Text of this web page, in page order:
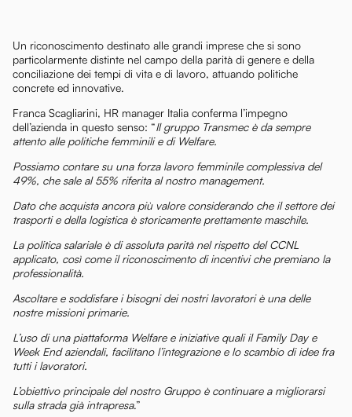
Un riconoscimento destinato alle grandi imprese che si sono
particolarmente distinte nel campo della parità di genere e della
conciliazione dei tempi di vita e di lavoro, attuando politiche
concrete ed innovative.
Franca Scagliarini, HR manager Italia conferma l’impegno
dell’azienda in questo senso: “Il gruppo Transmec è da sempre
attento alle politiche femminili e di Welfare.
Possiamo contare su una forza lavoro femminile complessiva del
49%, che sale al 55% riferita al nostro management.
Dato che acquista ancora più valore considerando che il settore dei
trasporti e della logistica è storicamente prettamente maschile.
La politica salariale è di assoluta parità nel rispetto del CCNL
applicato, così come il riconoscimento di incentivi che premiano la
professionalità.
Ascoltare e soddisfare i bisogni dei nostri lavoratori è una delle
nostre missioni primarie.
L’uso di una piattaforma Welfare e iniziative quali il Family Day e
Week End aziendali, facilitano l’integrazione e lo scambio di idee fra
tutti i lavoratori.
L’obiettivo principale del nostro Gruppo è continuare a migliorarsi
sulla strada già intrapresa.”